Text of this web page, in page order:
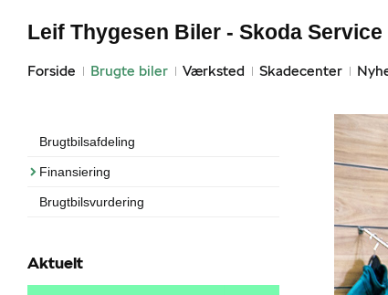
Forside Brugte biler Værksted Skadecenter
Leif Thygesen Biler - Skoda Service
Brugtbilsafdeling
Finansiering
Brugtbilsvurdering
Aktuelt